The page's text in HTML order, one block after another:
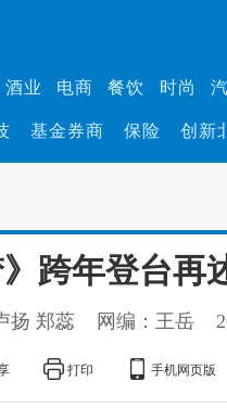
酒业 电商 餐饮 时尚
基金券商 保险 创新
跨年登台再
扬 郑蕊 网编：王岳
打印 手机网页版